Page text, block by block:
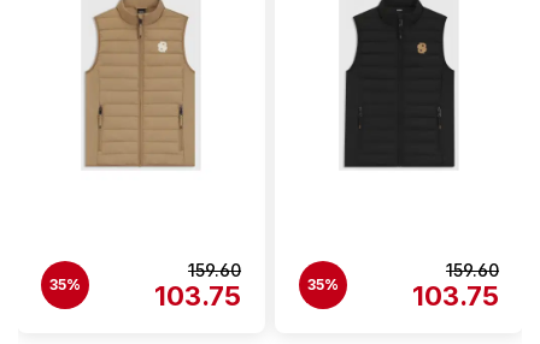
35%
159.60
103.75 35%
159.60
103.75